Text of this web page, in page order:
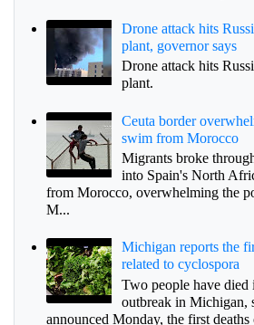
Drone attack hits
plant, governor says
Drone attack hits
plant.
Ceuta border
swim from Morocco
Migrants broke
into Spain's North
from Morocco, overwhelming the
M...
Michigan reports the
related to cyclospora
Two people have died
outbreak in Michigan,
announced Monday, the first